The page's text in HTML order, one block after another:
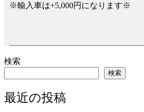
※輸入車は+5,000円になります※
検索
検索
最近の投稿